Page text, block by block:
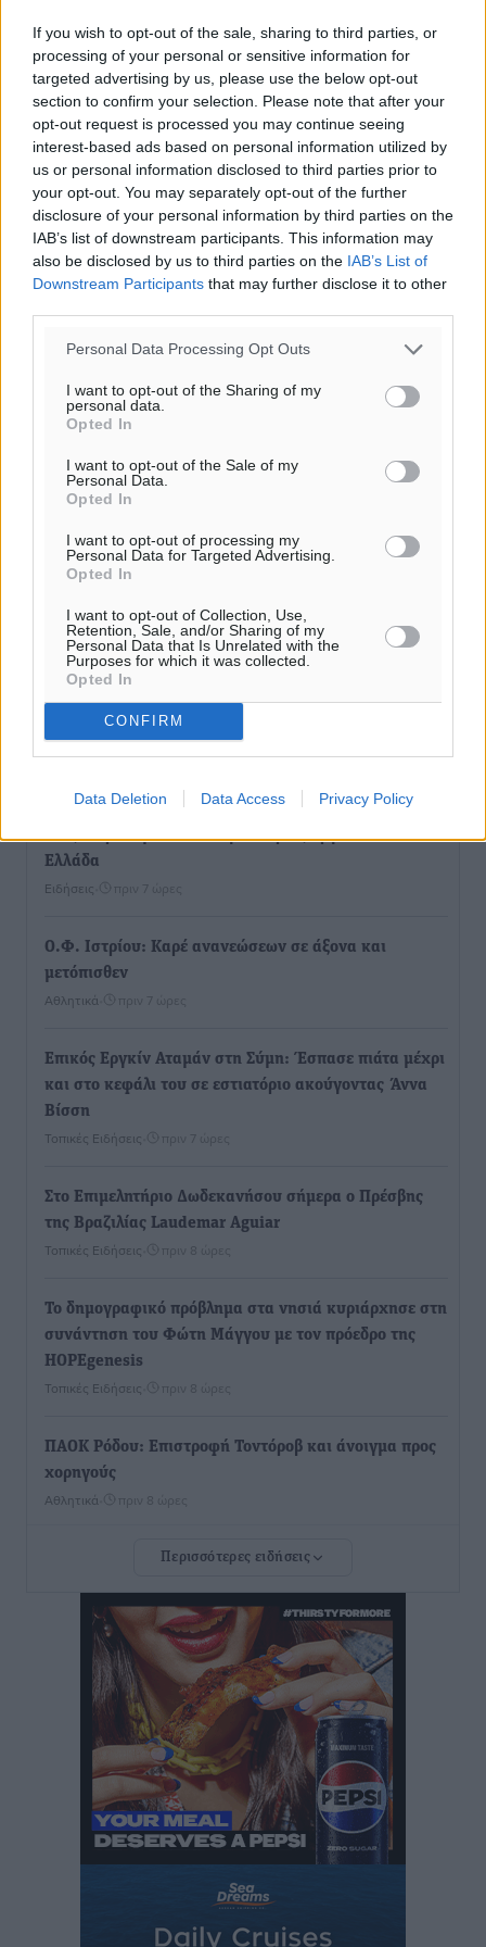
If you wish to opt-out of the sale, sharing to third parties, or
processing of your personal or sensitive information for
targeted advertising by us, please use the below opt-out
section to confirm your selection. Please note that after your
opt-out request is processed you may continue seeing
interest-based ads based on personal information utilized by
us or personal information disclosed to third parties prior to
your opt-out. You may separately opt-out of the further
disclosure of your personal information by third parties on the
IAB’s list of downstream participants. This information may
also be disclosed by us to third parties on the IAB’s List of
Downstream Participants that may further disclose it to other
Personal Data Processing Opt Outs
I want to opt-out of the Sharing of my
personal data.
Opted In
I want to opt-out of the Sale of my
Personal Data.
Opted In
I want to opt-out of processing my
Personal Data for Targeted Advertising.
Opted In
I want to opt-out of Collection, Use,
Retention, Sale, and/or Sharing of my
Personal Data that Is Unrelated with the
Purposes for which it was collected.
Opted In
CONFIRM
Data Deletion Data Access Privacy Policy
Ροή ειδήσεων
Έτος – ορόσημο το 2025 για δωρεές οργάνων στην
Ελλάδα
Ειδήσεις πριν 7 ώρες
Ο.Φ. Ιστρίου: Καρέ ανανεώσεων σε άξονα και
μετόπισθεν
Αθλητικά πριν 7 ώρες
Επικός Εργκίν Αταμάν στη Σύμη: Έσπασε πιάτα μέχρι
και στο κεφάλι του σε εστιατόριο ακούγοντας Άννα
Βίσση
Τοπικές Ειδήσεις πριν 7 ώρες
Στο Επιμελητήριο Δωδεκανήσου σήμερα ο Πρέσβης
της Βραζιλίας Laudemar Aguiar
Τοπικές Ειδήσεις πριν 8 ώρες
To δημογραφικό πρόβλημα στα νησιά κυριάρχησε στη
συνάντηση του Φώτη Μάγγου με τον πρόεδρο της
HOPEgenesis
Τοπικές Ειδήσεις πριν 8 ώρες
ΠΑΟΚ Ρόδου: Επιστροφή Τοντόροβ και άνοιγμα προς
χορηγούς
Αθλητικά πριν 8 ώρες
Rhodes Beyond Summer – Εκεί που το καλοκαίρι
Τοπικές Ειδήσεις• πριν 8 ώρες
Κικίλιας: Μειώθηκαν κατά 34% οι μεταναστευτικές
ροές στα θαλάσσια σύνορα
πριν 8 ώρες
Κως: Γερμανός τουρίστας κέρδισε αποζημίωση 900
ευρώ επειδή δεν βρήκε ξαπλώστρες στις
οικογενειακές διακοπές του
Τοπικές Ειδήσεις• πριν 9 ώρες
Περισσότερες ειδήσεις